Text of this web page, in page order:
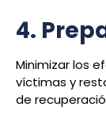
4.
Minimizar los
víctimas y
de